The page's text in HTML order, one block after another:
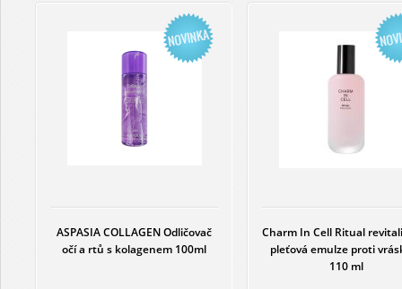
ASPASIA COLLAGEN Odličovač
očí a rtů s kolagenem 100ml
Charm In Cell Ritual
pleťová emulze proti
110 ml